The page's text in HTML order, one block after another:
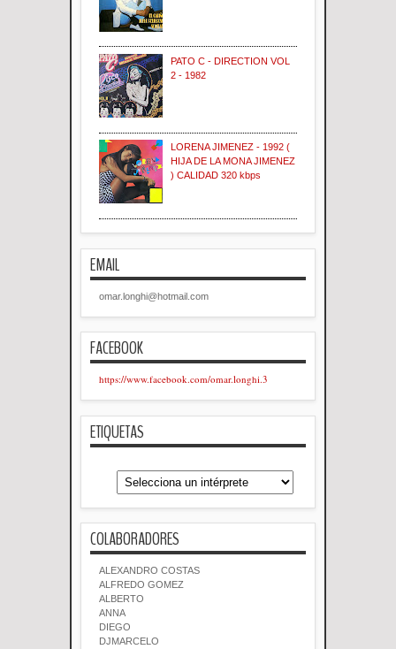
PATO C - DIRECTION VOL
2 - 1982
LORENA JIMENEZ - 1992 (
HIJA DE LA MONA JIMENEZ
) CALIDAD 320 kbps
EMAIL
omar.longhi@hotmail.com
FACEBOOK
https://www.facebook.com/omar.longhi.3
ETIQUETAS
COLABORADORES
ALEXANDRO COSTAS
ALFREDO GOMEZ
ALBERTO
ANNA
DIEGO
DJMARCELO